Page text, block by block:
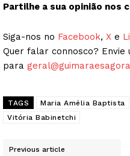
Partilhe a sua opinião nos
Siga-nos no Facebook, X e
Quer falar connosco? Envie
para
TAGS Maria Amélia Baptista
Vitória Babinetchi
Previous article